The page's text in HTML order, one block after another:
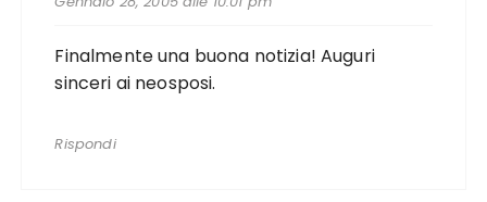
Finalmente una buona notizia! Auguri
sinceri ai neosposi.
Rispondi